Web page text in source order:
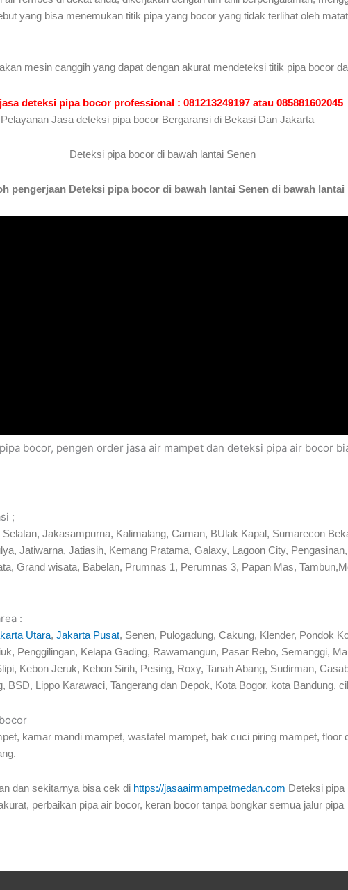
yang bisa menemukan titik pipa yang bocor yang tidak terlihat oleh
mesin canggih yang dapat dengan akurat mendeteksi titik pipa bocor
deteksi pipa bocor professional : 081213249197 atau 085881602045
Pelayanan Jasa deteksi pipa bocor Bergaransi di Bekasi Dan Jakarta
pengerjaan Deteksi pipa bocor di bawah lantai Senen di bawah lantai
bocor, pengen order jasa air mampet dan deteksi pipa air bocor
;
Jakasampurna, Kalimalang, Caman, BUlak Kapal, Sumarecon
Jatiwarna, Jatiasih, Kemang Pratama, Galaxy, Lagoon City,
Grand wisata, Babelan, Prumnas 1, Perumnas 3, Papan Mas,
:
Utara, Jakarta Pusat, Senen, Pulogadung, Cakung, Klender, Pondok
Penggilingan, Kelapa Gading, Rawamangun, Pasar Rebo, Semanggi,
Kebon Jeruk, Kebon Sirih, Pesing, Roxy, Tanah Abang, Sudirman,
BSD, Lippo Karawaci, Tangerang dan Depok, Kota Bogor, kota Bandung,
kamar mandi mampet, wastafel mampet, bak cuci piring mampet, floor
dan sekitarnya bisa cek di https://jasaairmampetmedan.com Deteksi pipa
perbaikan pipa air bocor, keran bocor tanpa bongkar semua jalur pipa